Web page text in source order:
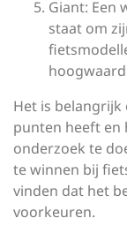
Giant: Een
staat om
Het is
punten heeft en
onderzoek te
te winnen bij
vinden dat het
voorkeuren.